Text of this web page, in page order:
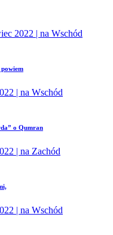
2022 | na Wschód
| na Wschód
o Qumran
| na Zachód
| na Wschód